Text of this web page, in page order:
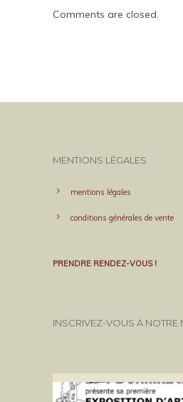
Comments are closed.
MENTIONS LÉGALES
mentions légales
conditions générales de vente
PRENDRE RENDEZ-VOUS !
INSCRIVEZ-VOUS À NOTRE